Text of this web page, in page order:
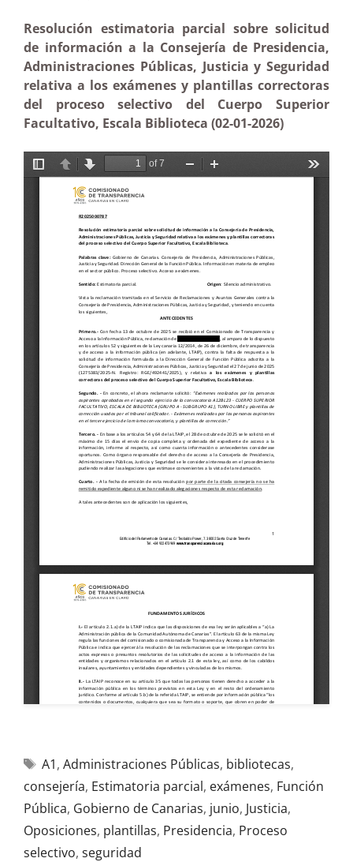
Resolución estimatoria parcial sobre solicitud
de información a la Consejería de Presidencia,
Administraciones Públicas, Justicia y Seguridad
relativa a los exámenes y plantillas correctoras
del proceso selectivo del Cuerpo Superior
Facultativo, Escala Biblioteca (02-01-2026)
A1, Administraciones Públicas, bibliotecas,
consejería, Estimatoria parcial, exámenes, Función
Pública, Gobierno de Canarias, junio, Justicia,
Oposiciones, plantillas, Presidencia, Proceso
selectivo, seguridad